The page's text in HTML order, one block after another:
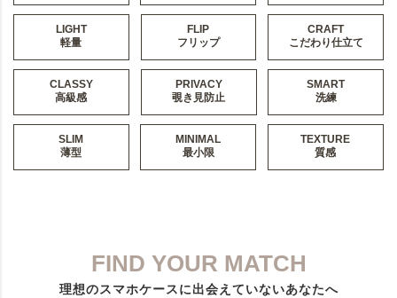
LIGHT
軽量
FLIP
フリップ
CRAFT
こだわり仕立て
CLASSY
高級感
PRIVACY
覗き見防止
SMART
洗練
SLIM
薄型
MINIMAL
最小限
TEXTURE
質感
FIND YOUR MATCH
理想のスマホケースに出会えていないあなたへ